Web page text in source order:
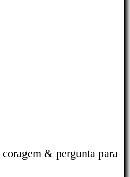
& pergunta para